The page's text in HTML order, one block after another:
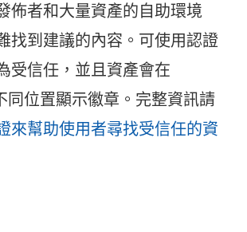
佈者和大量資產的自助環境
找到建議的內容。可使用認證
受信任，並且資產會在
同位置顯示徽章。完整資訊請
來幫助使用者尋找受信任的資